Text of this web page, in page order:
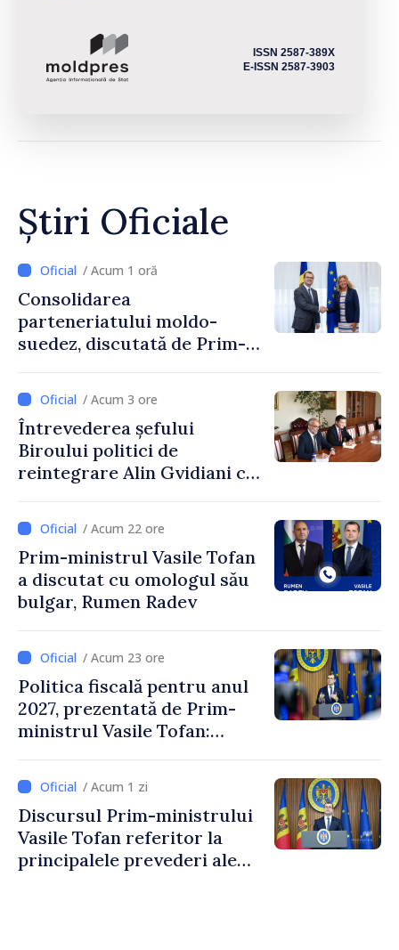
ISSN 2587-389X
E-ISSN 2587-3903
Știri Oficiale
/ Acum 1 oră
Consolidarea
parteneriatului moldo-
suedez, discutată de Prim-
Ambasadoarea Suediei,
Petra Lärke/ Acum 3 ore
Întrevederea șefului
Biroului politici de
reintegrare Alin Gvidiani cu
Comitetului Internațional al
Crucii Roșii în Moldova
/ Acum 22 ore
Prim-ministrul Vasile Tofan
a discutat cu omologul său
bulgar, Rumen Radev
/ Acum 23 ore
Politica fiscală pentru anul
2027, prezentată de Prim-
ministrul Vasile Tofan:
stimularea investițiilor și o
taxare mai echitabilă
/ Acum 1 zi
Discursul Prim-ministrului
Vasile Tofan referitor la
principalele prevederi ale